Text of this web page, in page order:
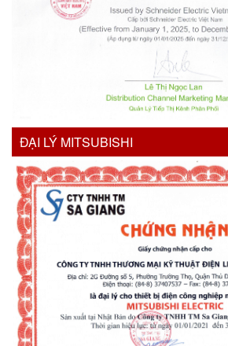
ĐẠI LÝ MITSUBISHI